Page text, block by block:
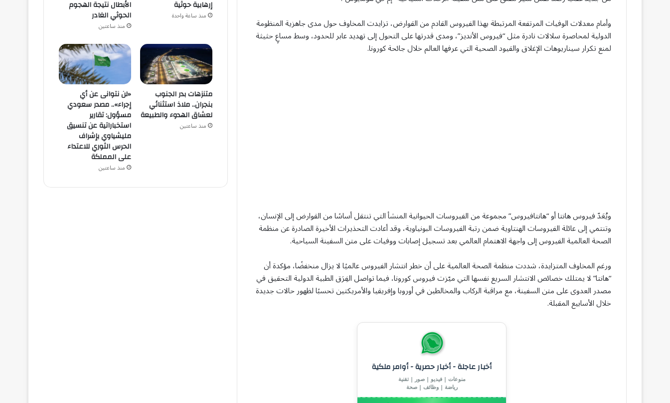
وأمام معدلات الوفيات المرتفعة المرتبطة بهذا الفيروس القادم من القوارض، تزايدت المخاوف حول مدى جاهزية المنظومة
الدولية لمحاصرة سلالات نادرة مثل “فيروس الأنديز”، ومدى قدرتها على التحول إلى تهديد عابر للحدود، وسط مساعٍ حثيثة
لمنع تكرار سيناريوهات الإغلاق والقيود الصحية التي عرفها العالم خلال جائحة كورونا.
ويُعَدّ فيروس هانتا أو “هانتافيروس” مجموعة من الفيروسات الحيوانية المنشأ التي تنتقل أساسًا من القوارض إلى الإنسان،
وتنتمي إلى عائلة الفيروسات الهنتاوية ضمن رتبة الفيروسات البونياوية، وقد أعادت التحذيرات الأخيرة الصادرة عن منظمة
الصحة العالمية الفيروس إلى واجهة الاهتمام العالمي بعد تسجيل إصابات ووفيات على متن السفينة السياحية.
ورغم المخاوف المتزايدة، شددت منظمة الصحة العالمية على أن خطر انتشار الفيروس عالميًا لا يزال منخفضًا، مؤكدة أن
“هانتا” لا يمتلك خصائص الانتشار السريع نفسها التي ميّزت فيروس كورونا، فيما تواصل الفِرَق الطبية الدولية التحقيق في
مصدر العدوى على متن السفينة، مع مراقبة الركاب والمخالطين في أوروبا وإفريقيا والأمريكتين تحسبًا لظهور حالات جديدة
خلال الأسابيع المقبلة.
أخبار عاجلة - أخبار حصرية - أوامر ملكية
منوعات | فيديو | صور | تقنية
رياضة | وظائف | صحة
إرهابية حوثية
منذ ساعة واحدة
الأبطال نتيجة الهجوم
الحوثي الغادر
منذ ساعتين
متنزهات بدر الجنوب
بنجران.. ملاذ استثنائي
لعشاق الهدوء والطبيعة
منذ ساعتين
«لن نتوانى عن أي
إجراء».. مصدر سعودي
مسؤول: تقارير
استخباراتية عن تنسيق
مليشياوي بإشراف
الحرس الثوري للاعتداء
على المملكة
منذ ساعتين